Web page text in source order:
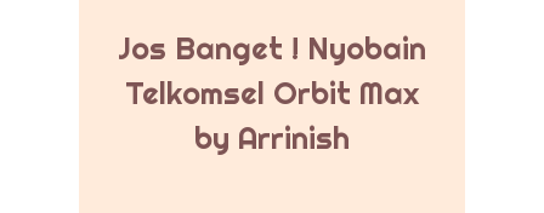
Jos Banget ! Nyobain
Telkomsel Orbit Max
by Arrinish